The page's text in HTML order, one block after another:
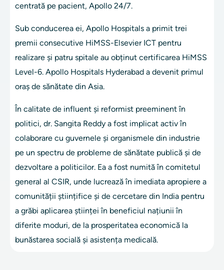
centrată pe pacient, Apollo 24/7.
Sub conducerea ei, Apollo Hospitals a primit trei
premii consecutive HiMSS-Elsevier ICT pentru
realizare și patru spitale au obținut certificarea HiMSS
Level-6. Apollo Hospitals Hyderabad a devenit primul
oraș de sănătate din Asia.
În calitate de influent și reformist preeminent în
politici, dr. Sangita Reddy a fost implicat activ în
colaborare cu guvernele și organismele din industrie
pe un spectru de probleme de sănătate publică și de
dezvoltare a politicilor. Ea a fost numită în comitetul
general al CSIR, unde lucrează în imediata apropiere a
comunității științifice și de cercetare din India pentru
a grăbi aplicarea științei în beneficiul națiunii în
diferite moduri, de la prosperitatea economică la
bunăstarea socială și asistența medicală.